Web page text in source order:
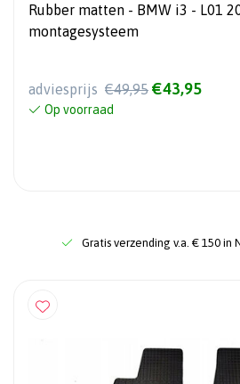
Rubber matten - BMW i3 - L01
montagesysteem
adviesprijs €49,95 €43,95
Op voorraad
Gratis verzending v.a. € 150 in